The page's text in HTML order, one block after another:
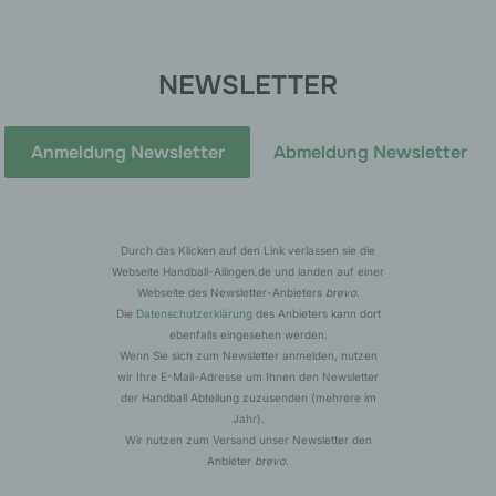
NEWSLETTER
Anmeldung Newsletter Abmeldung Newsletter
Durch das Klicken auf den Link verlassen sie die
Webseite Handball-Ailingen.de und landen auf einer
Webseite des Newsletter-Anbieters brevo.
Die Datenschutzerklärungdes Anbieters kann dort
ebenfalls eingesehen werden.
Wenn Sie sich zum Newsletter anmelden, nutzen
wir Ihre E-Mail-Adresse um Ihnen den Newsletter
der Handball Abteilung zuzusenden (mehrere im
Jahr).
Wir nutzen zum Versand unser Newsletter den
Anbieter brevo
Basis von einer betroffenen Person an den für die
Bearbeitung oder der Kontaktaufnahme zur betroffenen
Person gespeichert. Es erfolgt keine Weitergabe dieser
Kommentarfunktion im Blog auf der
Internetseite
Wir bieten den Nutzern auf einem Blog, der sich auf der
Internetseite des für die Verarbeitung Verantwortlichen
befindet, die Möglichkeit, individuelle Kommentare zu
einzelnen Blog-Beiträgen zu hinterlassen. Ein Blog ist ein
auf einer Internetseite geführtes, in der Regel öffentlich
einsehbares Portal, in welchem eine oder mehrere